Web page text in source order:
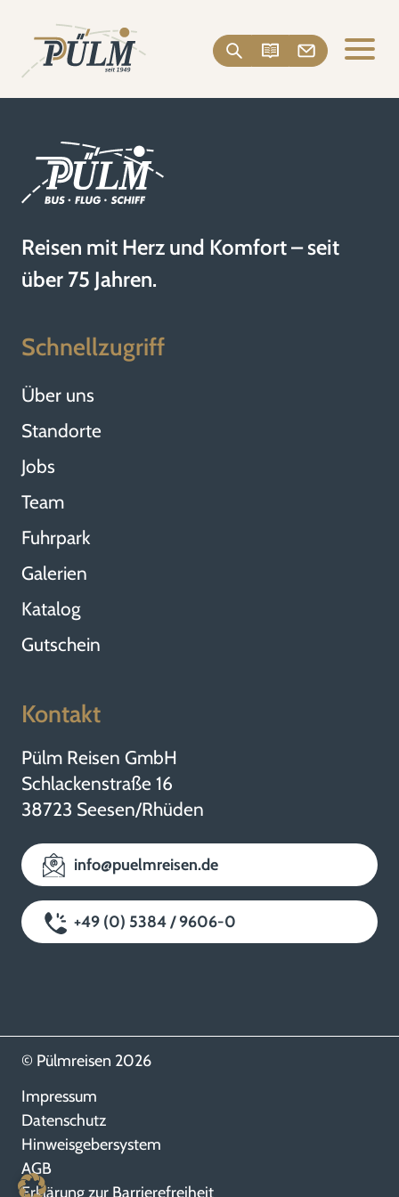
Reisen mit Herz und Komfort – seit
über 75 Jahren.
Schnellzugriff
Über uns
Standorte
Jobs
Team
Fuhrpark
Galerien
Katalog
Gutschein
Kontakt
Pülm Reisen GmbH
Schlackenstraße 16
38723 Seesen/Rhüden
info@puelmreisen.de
+49 (0) 5384 / 9606-0
© Pülmreisen 2026
Impressum
Datenschutz
Hinweisgebersystem
AGB
Erklärung zur Barrierefreiheit